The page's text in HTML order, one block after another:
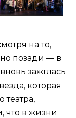
на то,
позади — в
зажглась
которая
театра,
что в жизни